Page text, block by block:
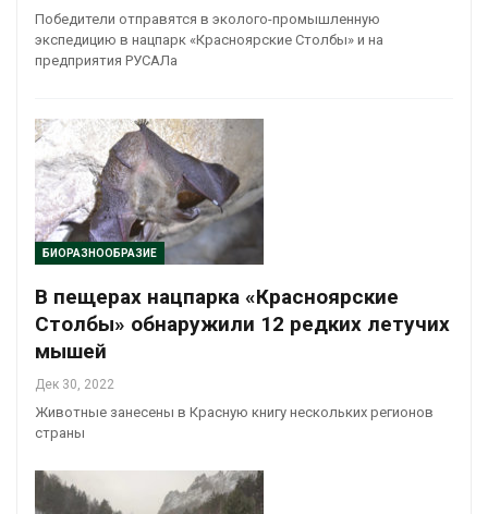
Победители отправятся в эколого-промышленную
экспедицию в нацпарк «Красноярские Столбы» и на
предприятия РУСАЛа
БИОРАЗНООБРАЗИЕ
В пещерах нацпарка «Красноярские
Столбы» обнаружили 12 редких летучих
мышей
Дек 30, 2022
Животные занесены в Красную книгу нескольких регионов
страны